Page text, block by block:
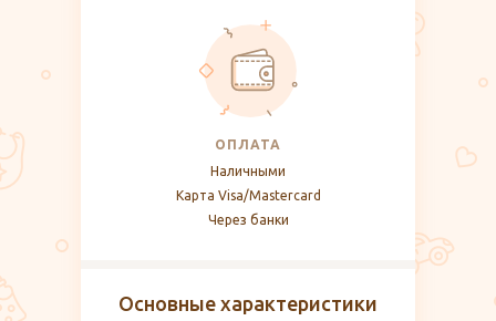
ОПЛАТА
Наличными
Карта Visa/Mastercard
Через банки
Основные характеристики